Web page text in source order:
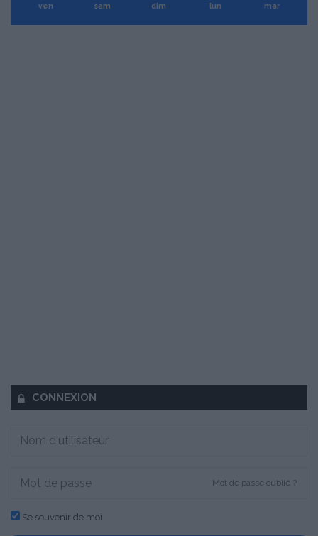
ven sam dim lun mar
CONNEXION
Mot de passe oublié ?
Se souvenir de moi